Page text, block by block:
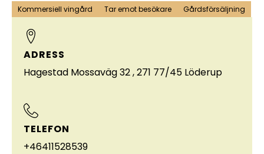
Kommersiell vingård Tar emot besökare Gårdsförsäljning
ADRESS
Hagestad Mossaväg 32 , 271 77/45 Löderup
TELEFON
+46411528539